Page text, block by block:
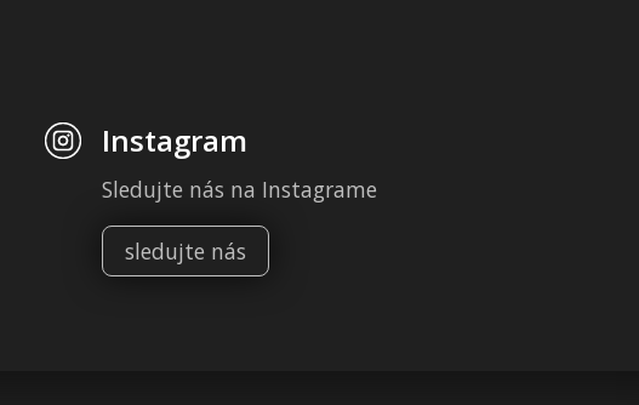
Instagram
Sledujte nás na Instagrame
sledujte nás